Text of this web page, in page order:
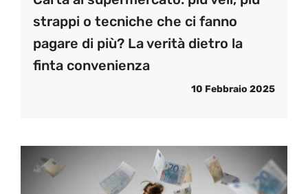
strappi o tecniche che ci fanno
pagare di più? La verità dietro la
finta convenienza
10 Febbraio 2025